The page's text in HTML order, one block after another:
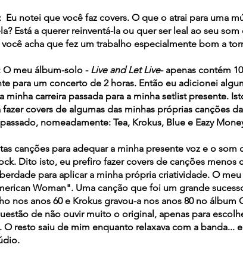
Eu notei que você faz covers. O que o atrai para uma
Está a querer reinventá-la ou quer ser leal ao seu
acha que fez um trabalho especialmente bom a
O meu álbum-solo - Live and Let Live- apenas contém
para um concerto de 2 horas. Então eu adicionei
minha carreira passada para a minha setlist presente.
fazer covers de algumas das minhas próprias canções
nomeadamente: Tea, Krokus, Blue e Eazy
canções para adequar a minha presente voz e o som
Dito isto, eu prefiro fazer covers de canções menos
para aplicar a minha própria criatividade. O
Woman". Uma canção que foi um grande
nos anos 60 e Krokus gravou-a nos anos 80 no álbum
de não ouvir muito o original, apenas para
O resto saiu de mim enquanto relaxava com a banda...